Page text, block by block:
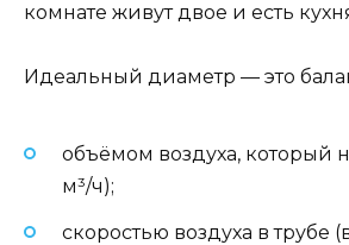
комнате живут двое и есть
Идеальный диаметр — это
объёмом воздуха, который
м³/ч);
скоростью воздуха в трубе